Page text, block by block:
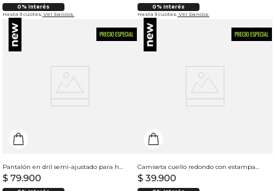
0% Interés
Hasta 3 cuotas. Ver bancos.
0% Interés
Hasta 3 cuotas. Ver bancos.
Pantalón en dril semi-ajustado para hombre
$ 79.900
Camiseta cuello redondo con estampado para mujer
$ 39.900